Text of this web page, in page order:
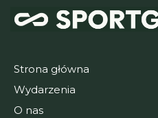
Strona główna
Wydarzenia
O nas